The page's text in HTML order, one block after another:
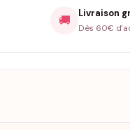
🚚 Livraison
Dès 60€